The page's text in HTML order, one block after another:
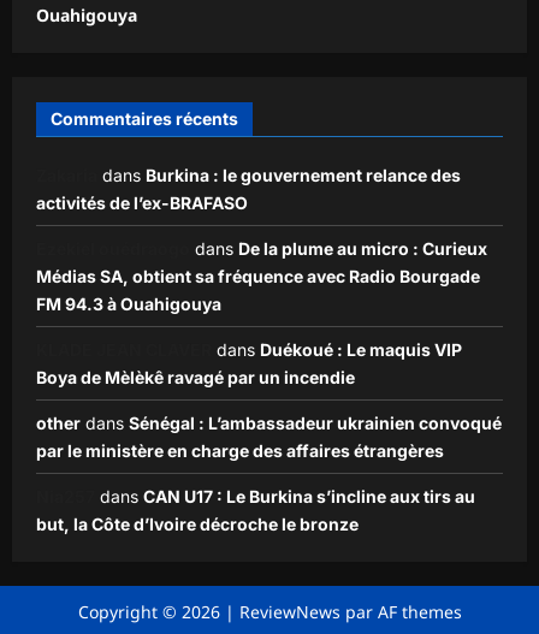
Ouahigouya
Commentaires récents
dans Burkina : le gouvernement relance des
activités de l’ex-BRAFASO
dans De la plume au micro : Curieux
Médias SA, obtient sa fréquence avec Radio Bourgade
FM 94.3 à Ouahigouya
dans Duékoué : Le maquis VIP
Boya de Mèlèkê ravagé par un incendie
other dans Sénégal : L’ambassadeur ukrainien convoqué
par le ministère en charge des affaires étrangères
dans CAN U17 : Le Burkina s’incline aux tirs au
but, la Côte d’Ivoire décroche le bronze
Copyright © 2026 | ReviewNews par AF themes